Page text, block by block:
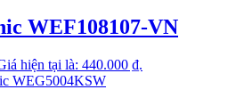
WEF108107-VN
hiện tại là: 440.000 ₫.